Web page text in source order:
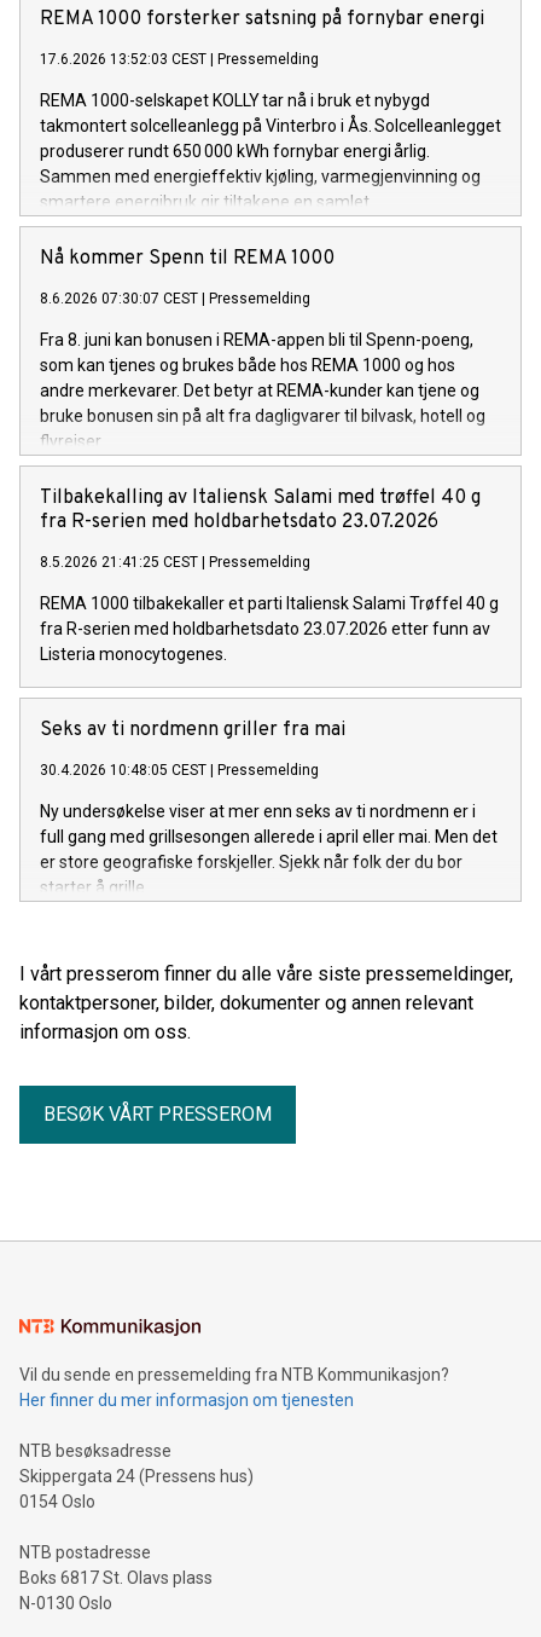
REMA 1000 forsterker satsning på fornybar energi
17.6.2026 13:52:03 CEST Pressemelding
REMA 1000-selskapet KOLLY tar nå i bruk et nybygd
takmontert solcelleanlegg på Vinterbro i Ås. Solcelleanlegget
produserer rundt 650 000 kWh fornybar energi årlig.
Sammen med energieffektiv kjøling, varmegjenvinning og
smartere energibruk gir tiltakene en samlet
energiforbedring på om lag 1,5 millioner kWh i året.
Nå kommer Spenn til REMA 1000
8.6.2026 07:30:07 CEST Pressemelding
Fra 8. juni kan bonusen i REMA-appen bli til Spenn-poeng,
som kan tjenes og brukes både hos REMA 1000 og hos
andre merkevarer. Det betyr at REMA-kunder kan tjene og
bruke bonusen sin på alt fra dagligvarer til bilvask, hotell og
flyreiser.
Tilbakekalling av Italiensk Salami med trøffel 40 g
fra R-serien med holdbarhetsdato 23.07.2026
8.5.2026 21:41:25 CEST Pressemelding
REMA 1000 tilbakekaller et parti Italiensk Salami Trøffel 40 g
fra R-serien med holdbarhetsdato 23.07.2026 etter funn av
Listeria monocytogenes.
Seks av ti nordmenn griller fra mai
30.4.2026 10:48:05 CEST Pressemelding
Ny undersøkelse viser at mer enn seks av ti nordmenn er i
full gang med grillsesongen allerede i april eller mai. Men det
er store geografiske forskjeller. Sjekk når folk der du bor
starter å grille.
I vårt presserom finner du alle våre siste pressemeldinger,
kontaktpersoner, bilder, dokumenter og annen relevant
informasjon om oss.
BESØK VÅRT PRESSEROM
Vil du sende en pressemelding fra NTB Kommunikasjon?
Her finner du mer informasjon om tjenesten
NTB besøksadresse
Skippergata 24 (Pressens hus)
0154 Oslo
NTB postadresse
Boks 6817 St. Olavs plass
N-0130 Oslo